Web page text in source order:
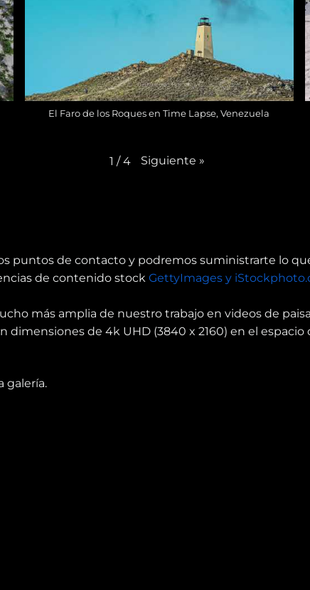
El Faro de los Roques en Time Lapse, Venezuela
1 / 4 Siguiente »
puntos de contacto y podremos suministrarte lo
de contenido stock GettyImages y
más amplia de nuestro trabajo en videos de
de 4k UHD (3840 x 2160) en el espacio
galería.